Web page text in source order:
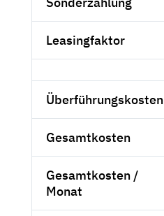
Leasingfaktor
Überführungskosten
Gesamtkosten
Gesamtkosten /
Monat